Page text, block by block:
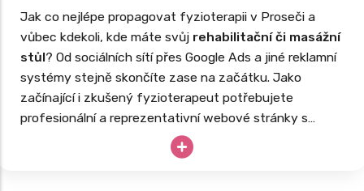
Jak co nejlépe propagovat fyzioterapii v Proseči a
vůbec kdekoli, kde máte svůj rehabilitační či masážní
stůl? Od sociálních sítí přes Google Ads a jiné reklamní
systémy stejně skončíte zase na začátku. Jako
začínající i zkušený fyzioterapeut potřebujete
profesionální a reprezentativní webové stránky s
nabídkou masáží, fyzioterapie či rehabilitací další
podpůrné léčby. Stejně tak, jako tvoříme